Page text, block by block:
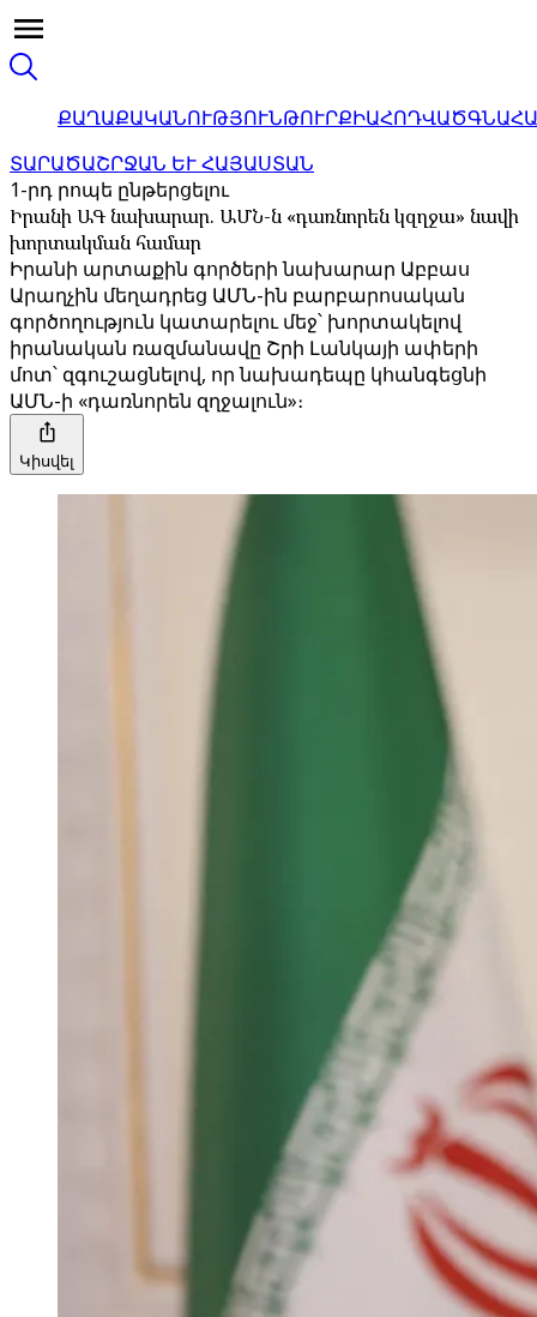
ՔԱՂԱՔԱԿԱՆՈՒԹՅՈՒՆԹՈՒՐՔԻԱՀՈԴՎԱԾ
ՏԱՐԱԾԱՇՐՋԱՆ ԵՒ ՀԱՅԱՍՏԱՆ
1-րդ րոպե ընթերցելու
Իրանի ԱԳ նախարար. ԱՄՆ-ն «դառնորեն կզղջա» նավի
խորտակման համար
Իրանի արտաքին գործերի նախարար Աբբաս
Արաղչին մեղադրեց ԱՄՆ-ին բարբարոսական
գործողություն կատարելու մեջ՝ խորտակելով
իրանական ռազմանավը Շրի Լանկայի ափերի
մոտ՝ զգուշացնելով, որ նախադեպը կհանգեցնի
ԱՄՆ-ի «դառնորեն զղջալուն»։
Կիսվել